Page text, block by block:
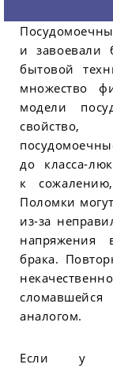
и завоевали
бытовой
множество
модели
до класса-
к
Поломки
из-за
напряжения
брака.
аналогом.
Если у